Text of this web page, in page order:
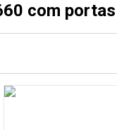
com